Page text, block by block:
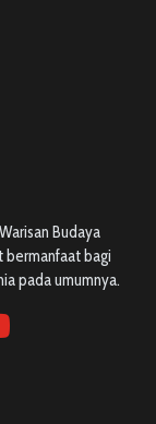
Budaya
bermanfaat bagi
pada umumnya.